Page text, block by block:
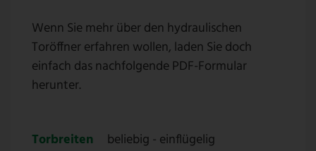
Wenn Sie mehr über den hydraulischen
Toröffner erfahren wollen, laden Sie doch
einfach das nachfolgende PDF-Formular
herunter.
Torbreiten
beliebig - einflügelig